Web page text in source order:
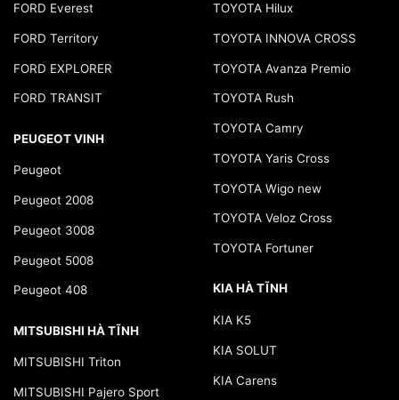
FORD Everest
FORD Territory
FORD EXPLORER
FORD TRANSIT
PEUGEOT VINH
Peugeot
Peugeot 2008
Peugeot 3008
Peugeot 5008
Peugeot 408
MITSUBISHI HÀ TĨNH
MITSUBISHI Triton
MITSUBISHI Pajero Sport
TOYOTA Hilux
TOYOTA INNOVA CROSS
TOYOTA Avanza Premio
TOYOTA Rush
TOYOTA Camry
TOYOTA Yaris Cross
TOYOTA Wigo new
TOYOTA Veloz Cross
TOYOTA Fortuner
KIA HÀ TĨNH
KIA K5
KIA SOLUT
KIA Carens